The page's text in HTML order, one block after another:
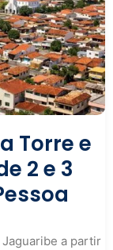
Torre e
2 e 3
a partir